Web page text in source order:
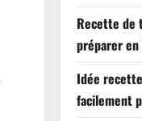
Recette de
préparer
Idée
facilement